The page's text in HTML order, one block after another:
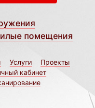
помещения
Услуги
Проекты
кабинет